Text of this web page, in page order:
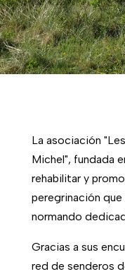
La asociación
Michel", fundada
rehabilitar y
peregrinación
normando
Gracias a sus
red de senderos